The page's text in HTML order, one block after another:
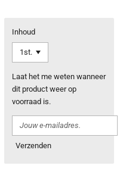
Inhoud
Laat het me weten wanneer
dit product weer op
voorraad is.
Verzenden